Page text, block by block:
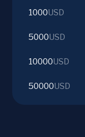
1000USD
5000USD
10000USD
50000USD